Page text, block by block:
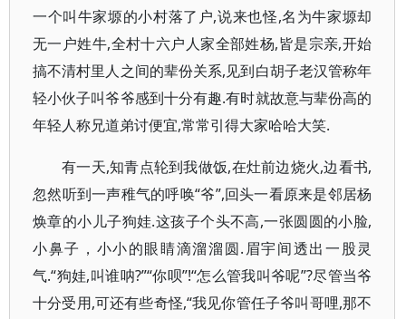
一个叫牛家塬的小村落了户,说来也怪,名为牛家塬却
无一户姓牛,全村十六户人家全部姓杨,皆是宗亲,开始
搞不清村里人之间的辈份关系,见到白胡子老汉管称年
轻小伙子叫爷爷感到十分有趣.有时就故意与辈份高的
年轻人称兄道弟讨便宜,常常引得大家哈哈大笑.
有一天,知青点轮到我做饭,在灶前边烧火,边看书,
忽然听到一声稚气的呼唤“爷”,回头一看原来是邻居杨
焕章的小儿子狗娃.这孩子个头不高,一张圆圆的小脸,
小鼻子，小小的眼睛滴溜溜圆.眉宇间透出一股灵
气.“狗娃,叫谁呐?”“你呗”!“怎么管我叫爷呢”?尽管当爷
十分受用,可还有些奇怪,“我见你管任子爷叫哥哩,那不